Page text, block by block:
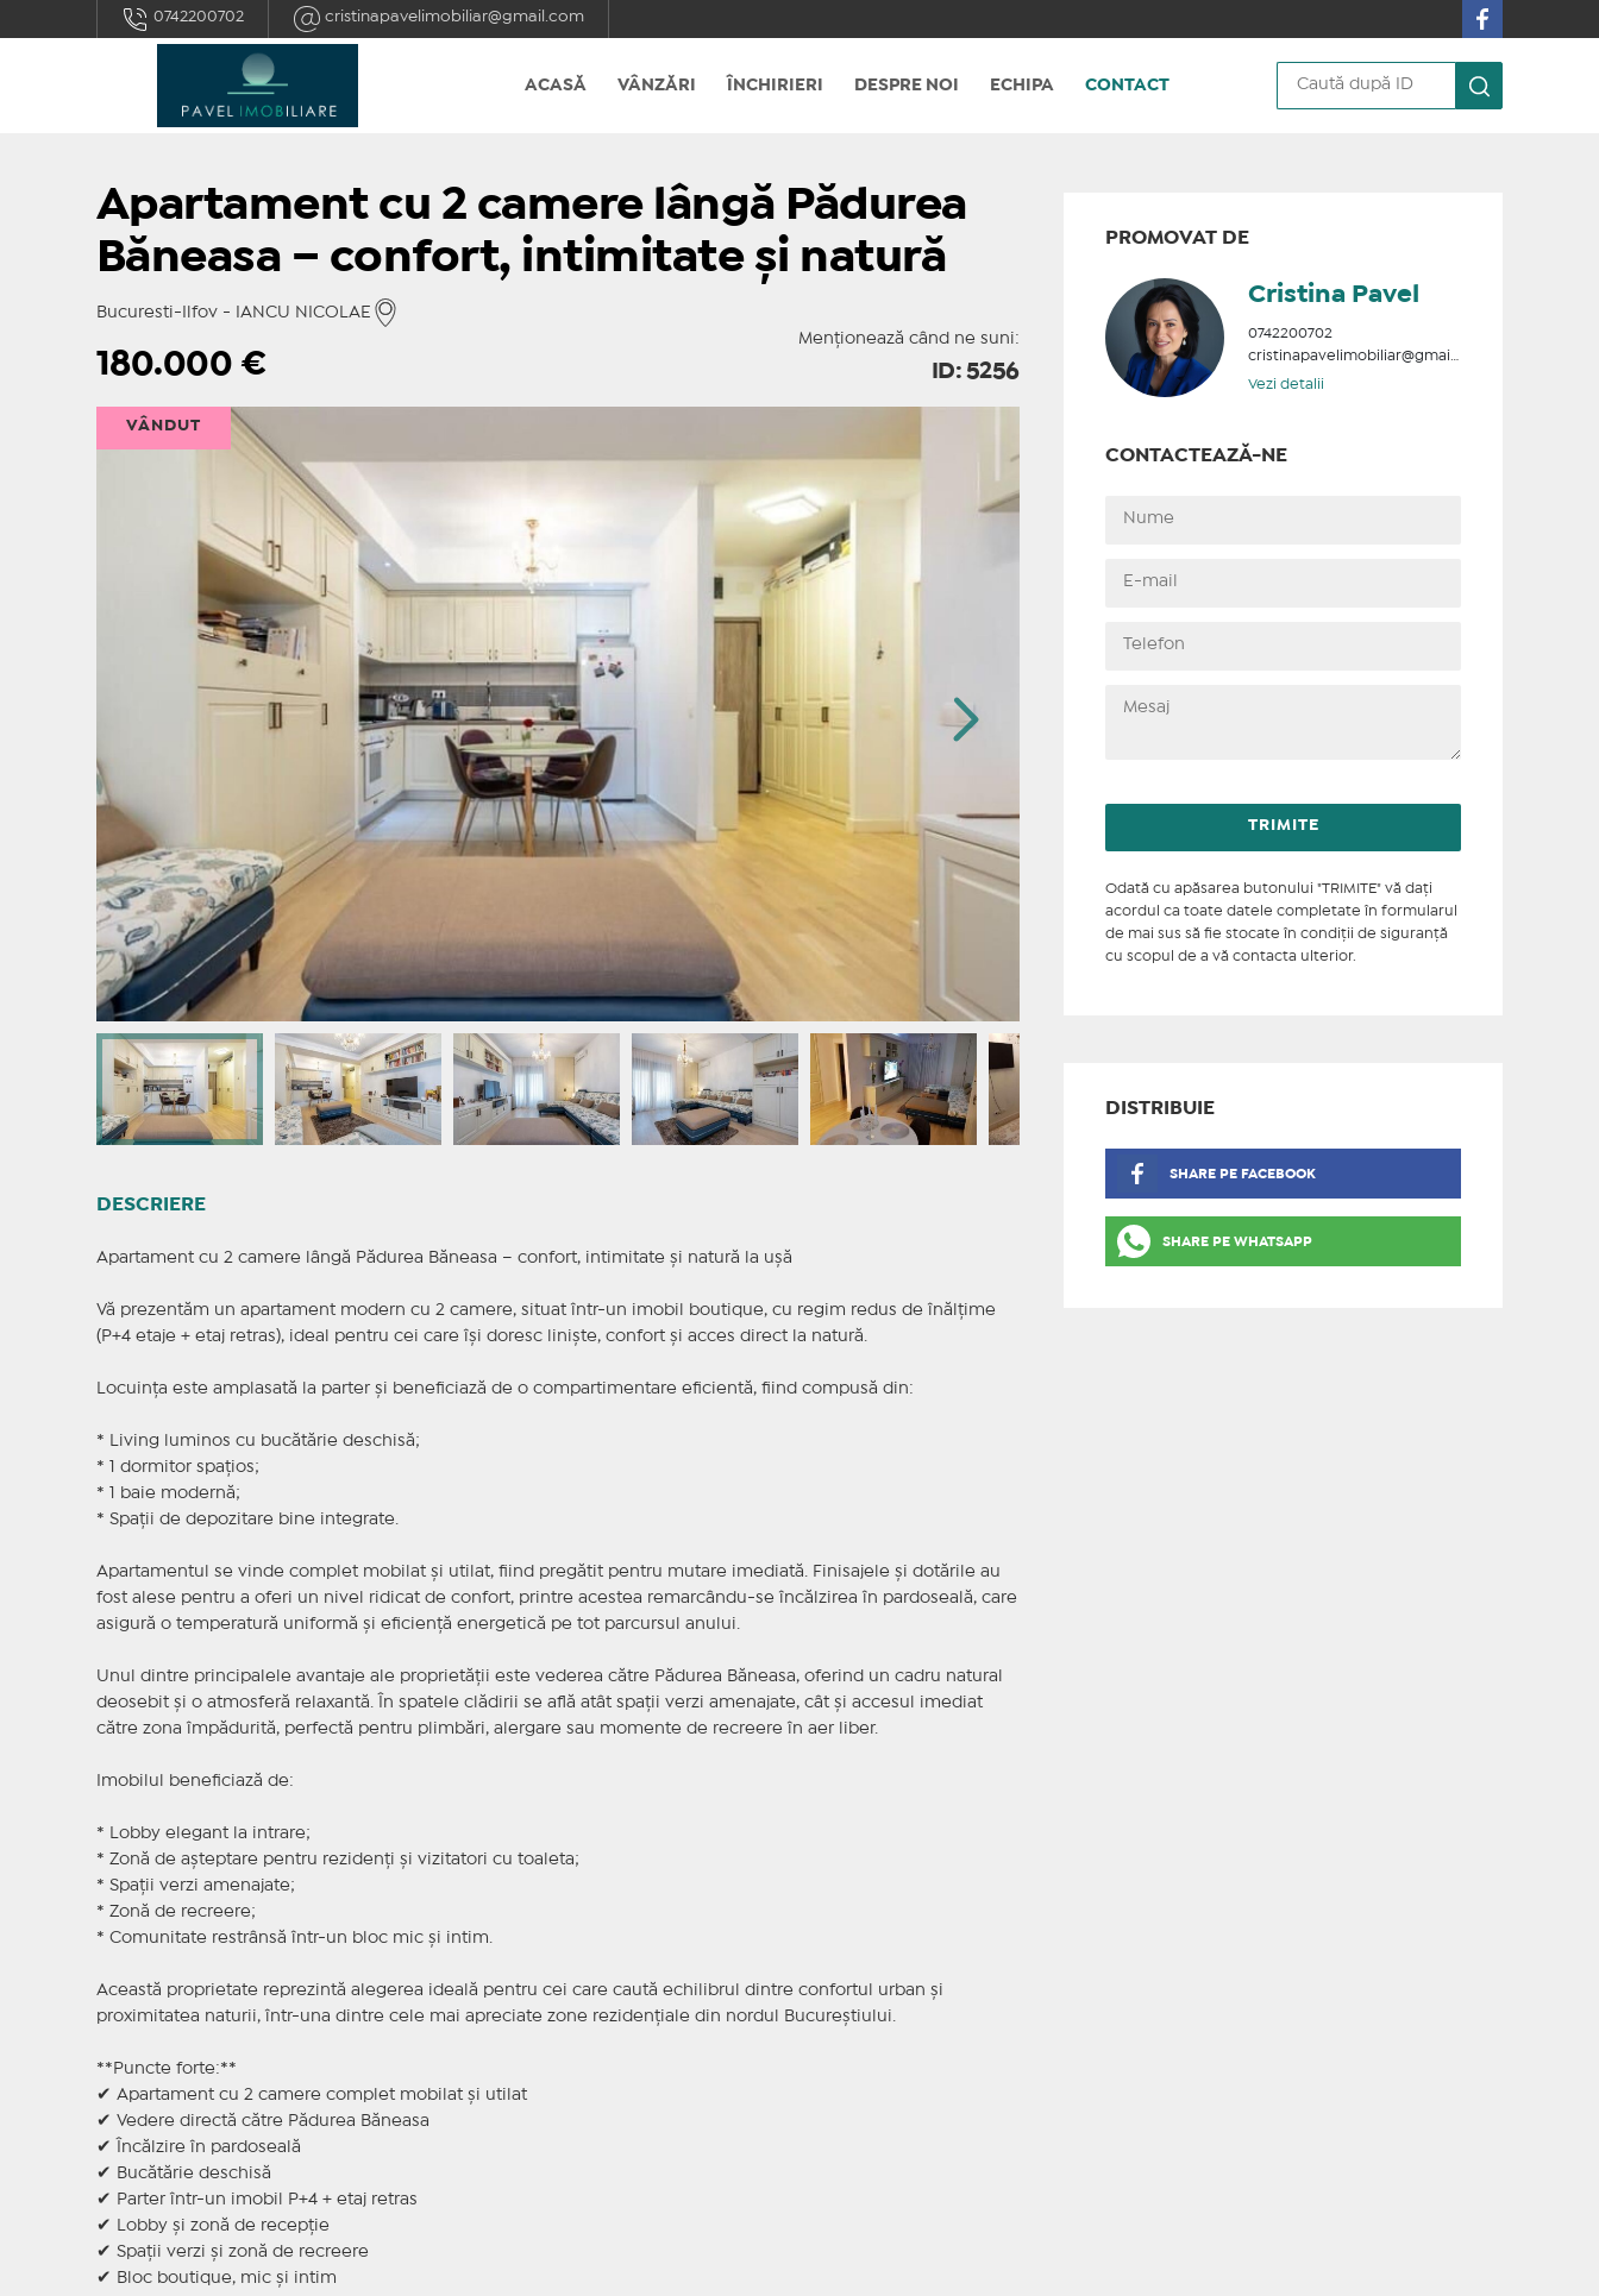
0742200702 cristinapavelimobiliar@gmail.com
ACASĂ VÂNZĂRI ÎNCHIRIERI DESPRE NOI ECHIPA CONTACT
Apartament cu 2 camere lângă Pădurea
Băneasa – confort, intimitate și natură
Bucuresti-Ilfov - IANCU NICOLAE
Menționează când ne suni:
180.000 € ID: 5256
VÂNDUT
DESCRIERE
Apartament cu 2 camere lângă Pădurea Băneasa – confort, intimitate și natură la ușă
Vă prezentăm un apartament modern cu 2 camere, situat într-un imobil boutique, cu regim redus de înălțime
(P+4 etaje + etaj retras), ideal pentru cei care își doresc liniște, confort și acces direct la natură.
Locuința este amplasată la parter și beneficiază de o compartimentare eficientă, fiind compusă din:
* Living luminos cu bucătărie deschisă;
* 1 dormitor spațios;
* 1 baie modernă;
* Spații de depozitare bine integrate.
Apartamentul se vinde complet mobilat și utilat, fiind pregătit pentru mutare imediată. Finisajele și dotările au
fost alese pentru a oferi un nivel ridicat de confort, printre acestea remarcându-se încălzirea în pardoseală, care
asigură o temperatură uniformă și eficiență energetică pe tot parcursul anului.
Unul dintre principalele avantaje ale proprietății este vederea către Pădurea Băneasa, oferind un cadru natural
deosebit și o atmosferă relaxantă. În spatele clădirii se află atât spații verzi amenajate, cât și accesul imediat
către zona împădurită, perfectă pentru plimbări, alergare sau momente de recreere în aer liber.
Imobilul beneficiază de:
* Lobby elegant la intrare;
* Zonă de așteptare pentru rezidenți și vizitatori cu toaleta;
* Spații verzi amenajate;
* Zonă de recreere;
* Comunitate restrânsă într-un bloc mic și intim.
Această proprietate reprezintă alegerea ideală pentru cei care caută echilibrul dintre confortul urban și
proximitatea naturii, într-una dintre cele mai apreciate zone rezidențiale din nordul Bucureștiului.
**Puncte forte:**
✔ Apartament cu 2 camere complet mobilat și utilat
✔ Vedere directă către Pădurea Băneasa
✔ Încălzire în pardoseală
✔ Bucătărie deschisă
✔ Parter într-un imobil P+4 + etaj retras
✔ Lobby și zonă de recepție
✔ Spații verzi și zonă de recreere
✔ Bloc boutique, mic și intim
PROMOVAT DE
Cristina Pavel
0742200702
Vezi detalii
CONTACTEAZĂ-NE
Odată cu apăsarea butonului "TRIMITE" vă daţi
acordul ca toate datele completate în formularul
de mai sus să fie stocate în condiţii de siguranţă
cu scopul de a vă contacta ulterior.
DISTRIBUIE
SHARE PE FACEBOOK
SHARE PE WHATSAPP